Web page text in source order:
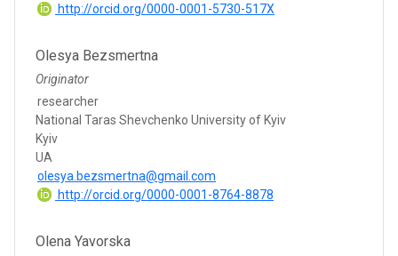
http://orcid.org/0000-0001-5730-517X
Olesya Bezsmertna
Originator
researcher
National Taras Shevchenko University of Kyiv
Kyiv
UA
olesya.bezsmertna@gmail.com
http://orcid.org/0000-0001-8764-8878
Olena Yavorska